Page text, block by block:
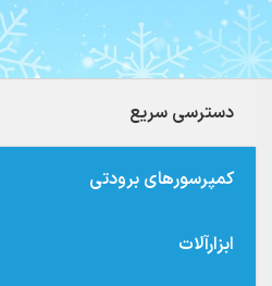
دسترسی سریع
کمپرسورهای برودتی
ابزارآلات